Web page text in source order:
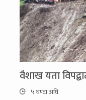
वैशाख यता
५ घण्टा अघि